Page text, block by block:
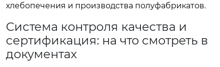
хлебопечения и производства полуфабрикатов.
Система контроля качества и
сертификация: на что смотреть в
документах